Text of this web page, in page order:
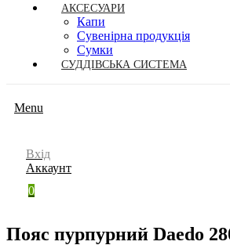
АКСЕСУАРИ
Капи
Сувенірна продукція
Сумки
СУДДІВСЬКА СИСТЕМА
Menu
Вхід
Аккаунт
0
Пояс пурпурний Daedo